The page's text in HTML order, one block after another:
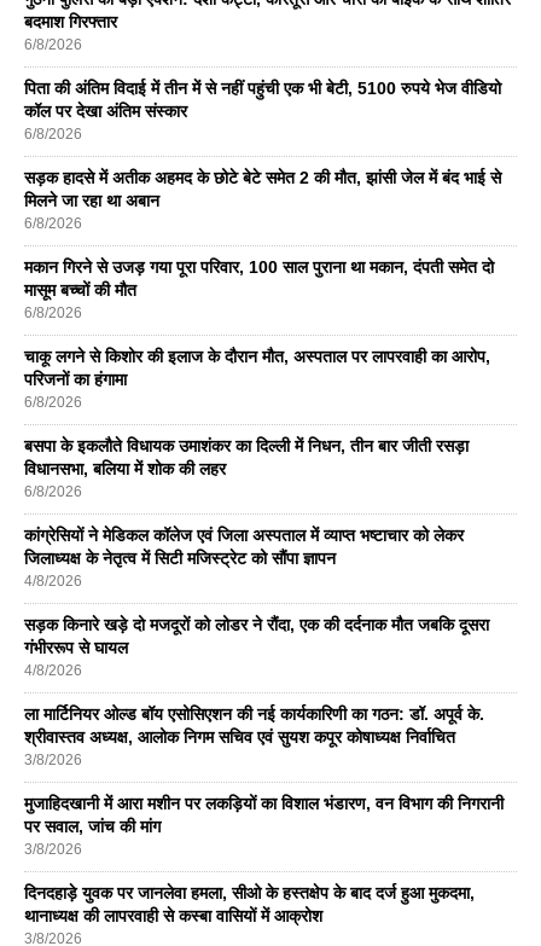
बदमाश गिरफ्तार
6/8/2026
पिता की अंतिम विदाई में तीन में से नहीं पहुंची एक भी बेटी, 5100 रुपये भेज वीडियो
कॉल पर देखा अंतिम संस्कार
6/8/2026
सड़क हादसे में अतीक अहमद के छोटे बेटे समेत 2 की मौत, झांसी जेल में बंद भाई से
मिलने जा रहा था अबान
6/8/2026
मकान गिरने से उजड़ गया पूरा परिवार, 100 साल पुराना था मकान, दंपती समेत दो
मासूम बच्चों की मौत
6/8/2026
चाकू लगने से किशोर की इलाज के दौरान मौत, अस्पताल पर लापरवाही का आरोप,
परिजनों का हंगामा
6/8/2026
बसपा के इकलाैते विधायक उमाशंकर का दिल्ली में निधन, तीन बार जीती रसड़ा
विधानसभा, बलिया में शोक की लहर
6/8/2026
कांग्रेसियों ने मेडिकल कॉलेज एवं जिला अस्पताल में व्याप्त भष्टाचार को लेकर
जिलाध्यक्ष के नेतृत्व में सिटी मजिस्ट्रेट को सौंपा ज्ञापन
4/8/2026
सड़क किनारे खड़े दो मजदूरों को लोडर ने रौंदा, एक की दर्दनाक मौत जबकि दूसरा
गंभीररूप से घायल
4/8/2026
ला मार्टिनियर ओल्ड बॉय एसोसिएशन की नई कार्यकारिणी का गठन: डॉ. अपूर्व के.
श्रीवास्तव अध्यक्ष, आलोक निगम सचिव एवं सुयश कपूर कोषाध्यक्ष निर्वाचित
3/8/2026
मुजाहिदखानी में आरा मशीन पर लकड़ियों का विशाल भंडारण, वन विभाग की निगरानी
पर सवाल, जांच की मांग
3/8/2026
दिनदहाड़े युवक पर जानलेवा हमला, सीओ के हस्तक्षेप के बाद दर्ज हुआ मुकदमा,
थानाध्यक्ष की लापरवाही से कस्बा वासियों में आक्रोश
3/8/2026